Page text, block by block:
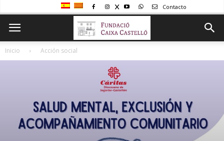
Contacto
Inicio Acción social